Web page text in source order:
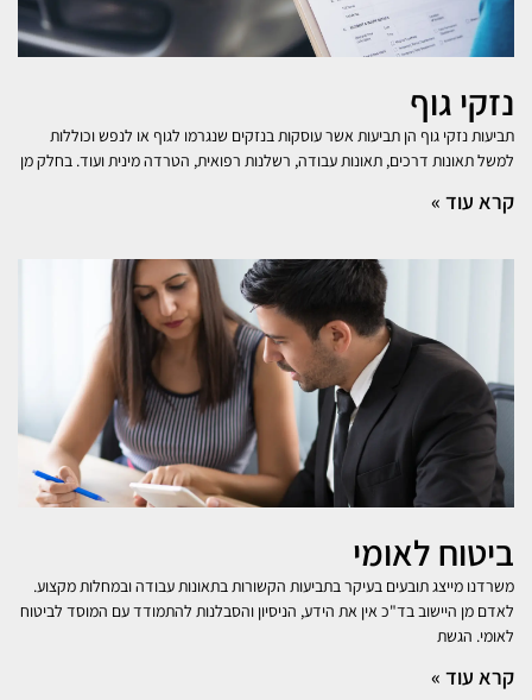
נזקי גוף
תביעות נזקי גוף הן תביעות אשר עוסקות בנזקים שנגרמו לגוף או לנפש וכוללות
למשל תאונות דרכים, תאונות עבודה, רשלנות רפואית, הטרדה מינית ועוד. בחלק מן
קרא עוד »
ביטוח לאומי
משרדנו מייצג תובעים בעיקר בתביעות הקשורות בתאונות עבודה ובמחלות מקצוע.
לאדם מן היישוב בד"כ אין את הידע, הניסיון והסבלנות להתמודד עם המוסד לביטוח
לאומי. הגשת
קרא עוד »